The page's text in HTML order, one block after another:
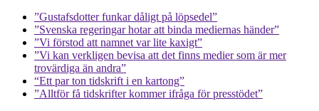
”Gustafsdotter funkar dåligt på löpsedel”
”Svenska regeringar hotar att binda mediernas händer”
”Vi förstod att namnet var lite kaxigt”
”Vi kan verkligen bevisa att det finns medier som är mer
trovärdiga än andra”
“Ett par ton tidskrift i en kartong”
”Alltför få tidskrifter kommer ifråga för presstödet”